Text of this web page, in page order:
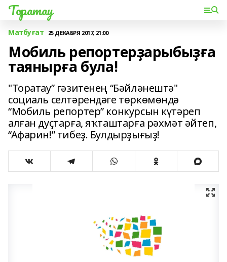
Торатау
Матбуғат 25 ДЕКАБРЯ 2017, 21:00
Мобиль репортерҙарыбыҙға
таянырға була!
"Торатау” гәзитенең “Бәйләнештә"
социаль селтәрендәге төркөмөндә
“Мобиль репортер” конкурсын күтәреп
алған дуҫтарға, яҡташтарға рәхмәт әйтеп,
“Афарин!” тибеҙ. Булдырҙығыҙ!